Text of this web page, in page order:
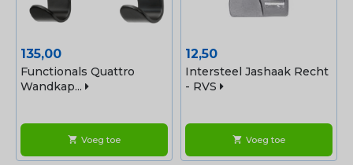
Prijs
135,00
Functionals Quattro
Wandkap...
shopping_cart Voeg toe
Prijs
12,50
Intersteel Jashaak Recht
- RVS
shopping_cart Voeg toe